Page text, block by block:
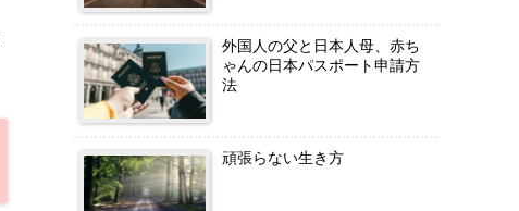
外国人の父と日本人母、赤ち
ゃんの日本パスポート申請方
法
頑張らない生き方